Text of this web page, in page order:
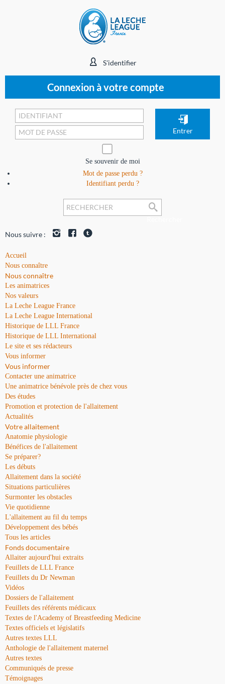
S'identifier
Connexion à votre compte
Se souvenir de moi
Mot de passe perdu ?
Identifiant perdu ?
Nous suivre :
Accueil
Nous connaître
Nous connaître
Les animatrices
Nos valeurs
La Leche League France
La Leche League International
Historique de LLL France
Historique de LLL International
Le site et ses rédacteurs
Vous informer
Vous informer
Contacter une animatrice
Une animatrice bénévole près de chez vous
Des études
Promotion et protection de l'allaitement
Actualités
Votre allaitement
Anatomie physiologie
Bénéfices de l'allaitement
Se préparer?
Les débuts
Allaitement dans la société
Situations particulières
Surmonter les obstacles
Vie quotidienne
L'allaitement au fil du temps
Développement des bébés
Tous les articles
Fonds documentaire
Allaiter aujourd'hui extraits
Feuillets de LLL France
Feuillets du Dr Newman
Vidéos
Dossiers de l'allaitement
Feuillets des référents médicaux
Textes de l'Academy of Breastfeeding Medicine
Textes officiels et législatifs
Autres textes LLL
Anthologie de l'allaitement maternel
Autres textes
Communiqués de presse
Témoignages